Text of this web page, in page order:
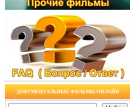
ДОКУМЕНТАЛЬНЫЕ ФИЛЬМЫ ОНЛАЙН